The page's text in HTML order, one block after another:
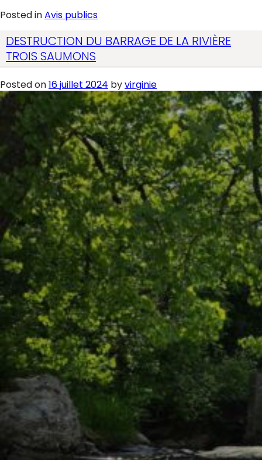
Posted inAvis publics
DESTRUCTION DU BARRAGE DE LA RIVIÈRE
TROIS SAUMONS
Posted on16 juillet 2024 byvirginie